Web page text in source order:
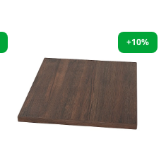
+10%